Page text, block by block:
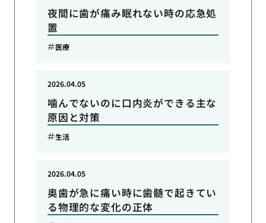
夜間に歯が痛み眠れない時の応急処
置
医療
噛んでないのに口内炎ができる主な
原因と対策
2026.04.05
生活
奥歯が急に痛い時に歯髄で起きてい
る物理的な変化の正体
2026.04.05